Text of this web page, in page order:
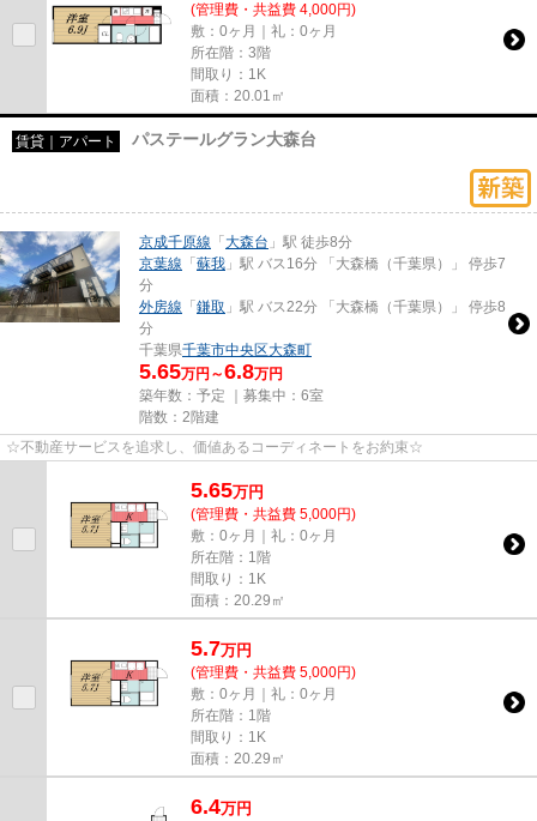
(管理費・共益費 4,000円)
敷：0ヶ月｜礼：0ヶ月
所在階：3階
間取り：1K
面積：20.01㎡
賃貸｜アパート パステールグラン大森台
京成千原線 「 大森台 」駅 徒歩8分
京葉線 「 蘇我 」駅 バス16分 「大森橋（千葉県）」 停歩7
分
外房線 「 鎌取 」駅 バス22分 「大森橋（千葉県）」 停歩8
分
千葉県千葉市中央区大森町
5.65万円～6.8万円
築年数：予定 ｜募集中： 6室
階数：2階建
☆不動産サービスを追求し、価値あるコーディネートをお約束☆
5.65万円
(管理費・共益費 5,000円)
敷：0ヶ月｜礼：0ヶ月
所在階：1階
間取り：1K
面積：20.29㎡
5.7万円
(管理費・共益費 5,000円)
敷：0ヶ月｜礼：0ヶ月
所在階：1階
間取り：1K
面積：20.29㎡
6.4万円